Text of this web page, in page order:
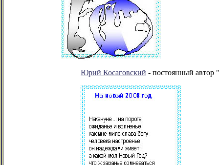
Юрий Косаговский - постоянный автор